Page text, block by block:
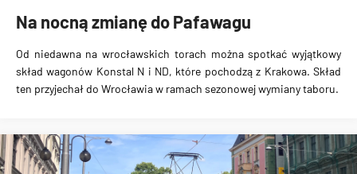
Na nocną zmianę do Pafawagu
Od niedawna na wrocławskich torach można spotkać wyjątkowy
skład wagonów Konstal N i ND, które pochodzą z Krakowa. Skład
ten przyjechał do Wrocławia w ramach sezonowej wymiany taboru.